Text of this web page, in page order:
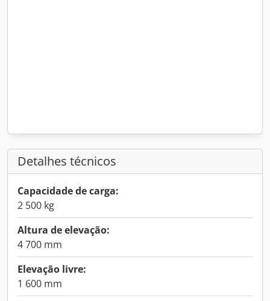
Detalhes técnicos
Capacidade de carga:
2 500 kg
Altura de elevação:
4 700 mm
Elevação livre:
1 600 mm